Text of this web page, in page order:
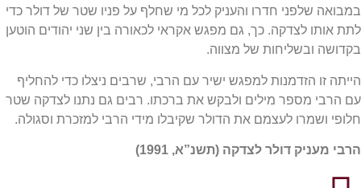
במבואה שלפני חדרו והעניק לכל מי שחלף על פניו שטר של דולר כדי
לתת אותו לצדקה. כך, גם מפגש אקראי לכאורה בין שני יהודים הוטען
בקדושה ובשליחות של מצווה.
הייתה זו הזדמנות למפגש ישיר עם הרבי, שרבים ניצלו כדי להחליף
עם הרבי מספר מילים ולבקש את ברכתו. רבים גם נתנו לצדקה שטר
חלופי ושמרו לעצמם את הדולר שקיבלו מידי הרבי למזכרת וסגולה.
הרבי מעניק דולר לצדקה (תשנ”א, 1991)